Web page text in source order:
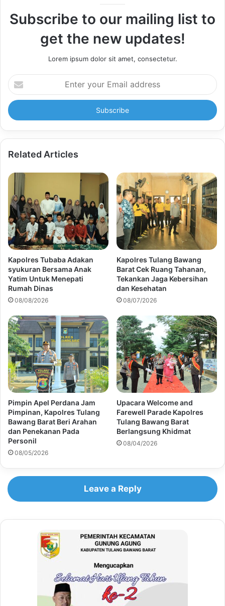
Subscribe to our mailing list to
get the new updates!
Lorem ipsum dolor sit amet, consectetur.
Enter
your
Email
address
Related Articles
Kapolres Tubaba Adakan
syukuran Bersama Anak
Yatim Untuk Menepati
Rumah Dinas
08/08/2026
Kapolres Tulang Bawang
Barat Cek Ruang Tahanan,
Tekankan Jaga Kebersihan
dan Kesehatan
08/07/2026
Pimpin Apel Perdana Jam
Pimpinan, Kapolres Tulang
Bawang Barat Beri Arahan
dan Penekanan Pada
Personil
08/05/2026
Upacara Welcome and
Farewell Parade Kapolres
Tulang Bawang Barat
Berlangsung Khidmat
08/04/2026
Leave a Reply